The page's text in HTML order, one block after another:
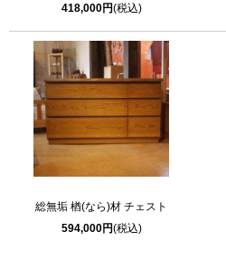
418,000円(税込)
総無垢 楢(なら)材 チェスト
594,000円(税込)